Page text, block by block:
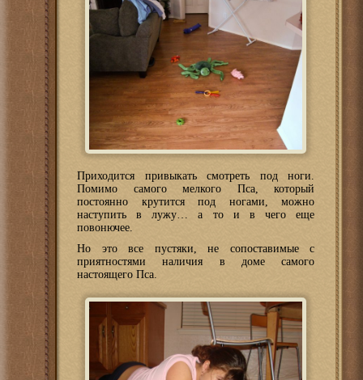
Приходится привыкать смотреть под ноги.
Помимо самого мелкого Пса, который
постоянно крутится под ногами, можно
наступить в лужу… а то и в чего еще
повонючее.
Но это все пустяки, не сопоставимые с
приятностями наличия в доме самого
настоящего Пса.